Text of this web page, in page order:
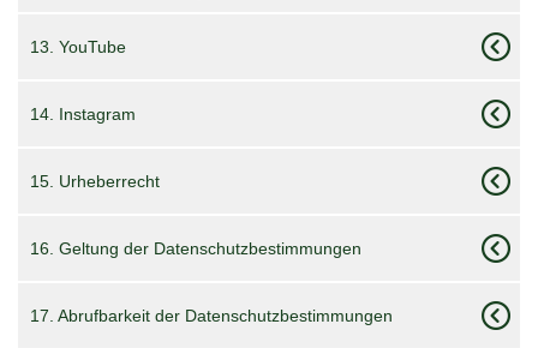
13. YouTube
14. Instagram
15. Urheberrecht
16. Geltung der Datenschutzbestimmungen
17. Abrufbarkeit der Datenschutzbestimmungen